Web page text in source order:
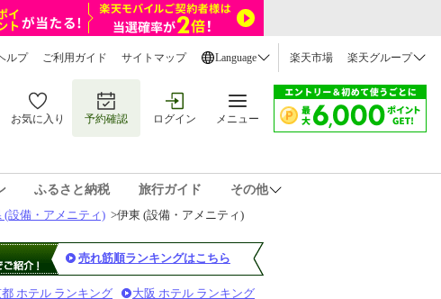
ルプ ご利用ガイド サイトマップ Language 楽天市場 楽天グループ
お気に入り 予約確認 ログイン メニュー
ふるさと納税 旅行ガイド
その他
(設備・アメニティ) >伊東 (設備・アメニティ)
売れ筋順ランキングはこちら
ホテル ランキング 大阪 ホテル ランキング